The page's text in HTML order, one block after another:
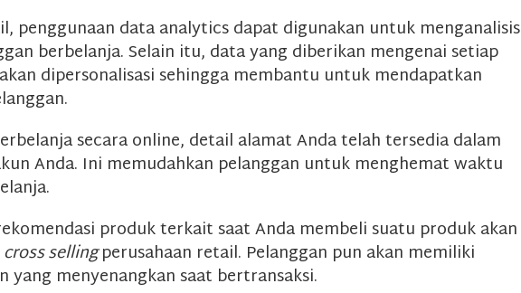
penggunaan data analytics dapat digunakan untuk menganalisis
berbelanja. Selain itu, data yang diberikan mengenai setiap
dipersonalisasi sehingga membantu untuk mendapatkan
secara online, detail alamat Anda telah tersedia dalam
Anda. Ini memudahkan pelanggan untuk menghemat waktu
produk terkait saat Anda membeli suatu produk akan
cross sellingperusahaan retail. Pelanggan pun akan memiliki
yang menyenangkan saat bertransaksi.